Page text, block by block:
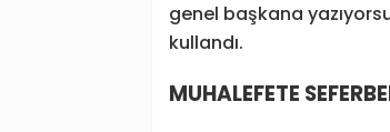
genel başkana
kullandı.
MUHALEFETE